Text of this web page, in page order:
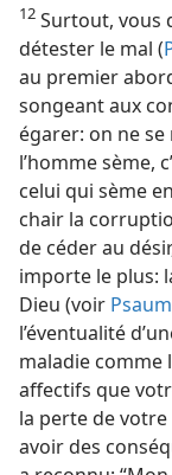
12 Surtout, vous
détester le mal (
au premier
songeant aux
égarer: on ne
l’homme sème,
celui qui sème
chair la
de céder au
importe le plus:
Dieu (voir
l’éventualité
maladie comme
affectifs que
la perte de
avoir des